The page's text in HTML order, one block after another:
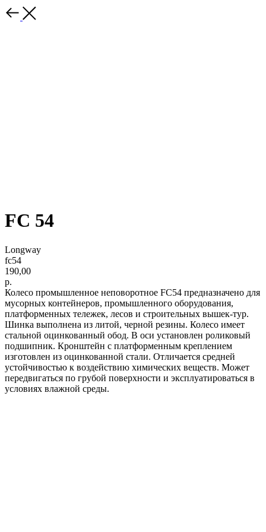
FC 54
Longway
fc54
190,00
р.
Колесо промышленное неповоротное FС54 предназначено для
мусорных контейнеров, промышленного оборудования,
платформенных тележек, лесов и строительных вышек-тур.
Шинка выполнена из литой, черной резины. Колесо имеет
стальной оцинкованный обод. В оси установлен роликовый
подшипник. Кронштейн с платформенным креплением
изготовлен из оцинкованной стали. Отличается средней
устойчивостью к воздействию химических веществ. Может
передвигаться по грубой поверхности и эксплуатироваться в
условиях влажной среды.